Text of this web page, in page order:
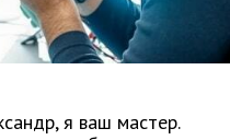
я ваш мастер.